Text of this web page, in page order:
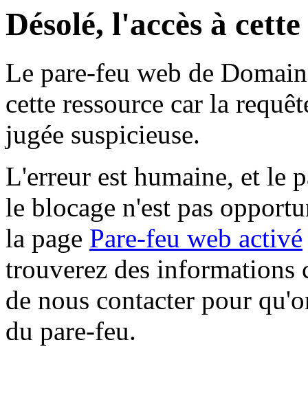
Désolé, l'accès à
Le pare-feu web de
cette ressource car la
jugée suspicieuse.
L'erreur est humaine, et le
le blocage n'est pas
la page Pare-feu web activé
trouverez des informations
de nous contacter pour
du pare-feu.